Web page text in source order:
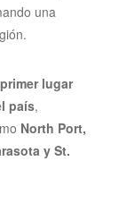
una
lugar
país,
North Port,
y St.